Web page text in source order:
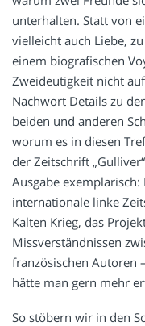
unterhalten. Statt von
vielleicht auch Liebe,
einem biografischen
Zweideutigkeit nicht
Nachwort Details zu
beiden und anderen
worum es in diesen
der Zeitschrift
Ausgabe exemplarisch:
internationale linke
Kalten Krieg, das
Missverständnissen
französischen Autoren
hätte man gern mehr
So stöbern wir in den